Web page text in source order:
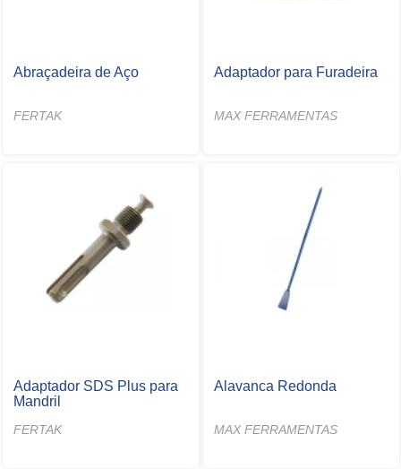
Abraçadeira de Aço
FERTAK
Adaptador para Furadeira
MAX FERRAMENTAS
Adaptador SDS Plus para
Mandril
FERTAK
Alavanca Redonda
MAX FERRAMENTAS